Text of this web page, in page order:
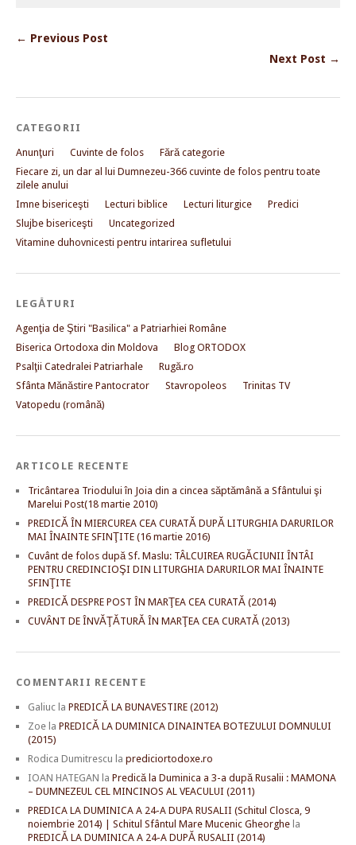
← Previous Post
Next Post →
CATEGORII
Anunţuri Cuvinte de folos
Fără categorie
Fiecare zi, un dar al lui Dumnezeu-366 cuvinte de folos pentru toate
zilele anului
Imne bisericeşti
Lecturi biblice Lecturi liturgice
Predici
Slujbe bisericeşti
Uncategorized
Vitamine duhovnicesti pentru intarirea sufletului
LEGĂTURI
Agenţia de Ştiri "Basilica" a Patriarhiei Române
Biserica Ortodoxa din Moldova
Blog ORTODOX
Psalţii Catedralei Patriarhale
Rugă.ro
Sfânta Mănăstire Pantocrator
Stavropoleos
Trinitas TV
Vatopedu (română)
ARTICOLE RECENTE
Tricântarea Triodului în Joia din a cincea săptămână a Sfântului şi
Marelui Post(18 martie 2010)
PREDICĂ ÎN MIERCUREA CEA CURATĂ DUPĂ LITURGHIA DARURILOR
MAI ÎNAINTE SFINŢITE (16 martie 2016)
Cuvânt de folos după Sf. Maslu: TÂLCUIREA RUGĂCIUNII ÎNTÂI
PENTRU CREDINCIOŞI DIN LITURGHIA DARURILOR MAI ÎNAINTE
SFINŢITE
PREDICĂ DESPRE POST ÎN MARŢEA CEA CURATĂ (2014)
CUVÂNT DE ÎNVĂŢĂTURĂ ÎN MARŢEA CEA CURATĂ (2013)
COMENTARII RECENTE
Galiuc la PREDICĂ LA BUNAVESTIRE (2012)
Zoe la PREDICĂ LA DUMINICA DINAINTEA BOTEZULUI DOMNULUI
(2015)
Rodica Dumitrescu la prediciortodoxe.ro
IOAN HATEGAN la Predică la Duminica a 3-a după Rusalii : MAMONA
– DUMNEZEUL CEL MINCINOS AL VEACULUI (2011)
PREDICA LA DUMINICA A 24-A DUPA RUSALII (Schitul Closca, 9
noiembrie 2014) | Schitul Sfântul Mare Mucenic Gheorghe la
PREDICĂ LA DUMINICA A 24-A DUPĂ RUSALII (2014)